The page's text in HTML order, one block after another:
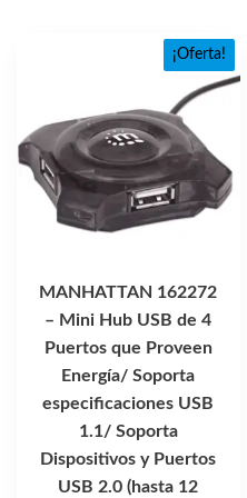
¡Oferta!
MANHATTAN 162272
– Mini Hub USB de 4
Puertos que Proveen
Energía/ Soporta
especificaciones USB
1.1/ Soporta
Dispositivos y Puertos
USB 2.0 (hasta 12